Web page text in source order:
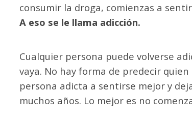
consumir la droga, comienzas a
A eso se le llama adicción.
Cualquier persona puede volverse
vaya. No hay forma de predecir
persona adicta a sentirse mejor y
muchos años. Lo mejor es no